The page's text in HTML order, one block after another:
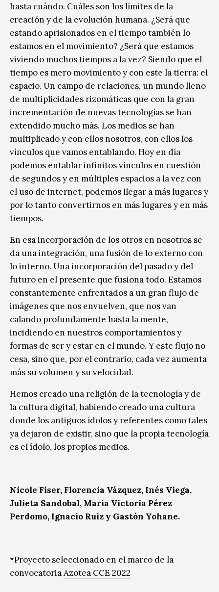
hasta cuándo. Cuáles son los límites de la
creación y de la evolución humana. ¿Será que
estando aprisionados en el tiempo también lo
estamos en el movimiento? ¿Será que estamos
viviendo muchos tiempos a la vez? Siendo que el
tiempo es mero movimiento y con este la tierra: el
espacio. Un campo de relaciones, un mundo lleno
de multiplicidades rizomáticas que con la gran
incrementación de nuevas tecnologías se han
extendido mucho más. Los medios se han
multiplicado y con ellos nosotros, con ellos los
vínculos que vamos entablando. Hoy en día
podemos entablar infinitos vínculos en cuestión
de segundos y en múltiples espacios a la vez con
el uso de internet, podemos llegar a más lugares y
por lo tanto convertirnos en más lugares y en más
tiempos.
En esa incorporación de los otros en nosotros se
da una integración, una fusión de lo externo con
lo interno. Una incorporación del pasado y del
futuro en el presente que fusiona todo. Estamos
constantemente enfrentados a un gran flujo de
imágenes que nos envuelven, que nos van
calando profundamente hasta la mente,
incidiendo en nuestros comportamientos y
formas de ser y estar en el mundo. Y este flujo no
cesa, sino que, por el contrario, cada vez aumenta
más su volumen y su velocidad.
Hemos creado una religión de la tecnología y de
la cultura digital, habiendo creado una cultura
donde los antiguos ídolos y referentes como tales
ya dejaron de existir, sino que la propia tecnología
es el ídolo, los propios medios.
Nicole Fiser, Florencia Vázquez, Inés Viega,
Julieta Sandobal, María Victoria Pérez
Perdomo, Ignacio Ruiz y Gastón Yohane.
*Proyecto seleccionado en el marco de la
convocatoriaAzotea CCE 2022